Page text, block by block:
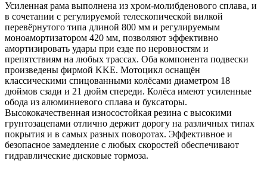
Усиленная рама выполнена из хром-молибденового сплава, и
в сочетании с регулируемой телескопической вилкой
перевёрнутого типа длиной 800 мм и регулируемым
моноамортизатором 420 мм, позволяют эффективно
амортизировать удары при езде по неровностям и
препятствиям на любых трассах. Оба компонента подвески
произведены фирмой KKE. Мотоцикл оснащён
классическими спицованными колёсами диаметром 18
дюймов сзади и 21 дюйм спереди. Колёса имеют усиленные
обода из алюминиевого сплава и буксаторы.
Высококачественная износостойкая резина с высокими
грунтозацепами отлично держит дорогу на различных типах
покрытия и в самых разных поворотах. Эффективное и
безопасное замедление с любых скоростей обеспечивают
гидравлические дисковые тормоза.